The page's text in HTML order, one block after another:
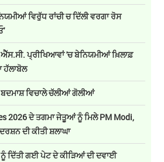
ਵਿਰੁੱਧ ਰਾਂਚੀ ਚ ਦਿੱਲੀ ਵਰਗਾ ਰੋਸ
ਪ੍ਰੀਖਿਆਵਾਂ 'ਚ ਬੇਨਿਯਮੀਆਂ ਖ਼ਿਲਾਫ਼
ਹੱਲਾਬੋਲ
ਵਿਚਾਲੇ ਚੱਲੀਆਂ ਗੋਲੀਆਂ
2026 ਦੇ ਤਗਮਾ ਜੇਤੂਆਂ ਨੂੰ ਮਿਲੇ PM Modi,
ਦੀ ਕੀਤੀ ਸ਼ਲਾਘਾ
ਦਿੱਤੀ ਗਈ ਪੇਟ ਦੇ ਕੀੜਿਆਂ ਦੀ ਦਵਾਈ